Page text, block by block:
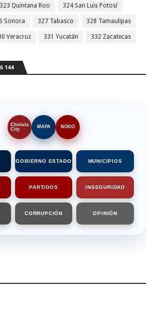
323 Quintana Roo 324 San Luis Potosí
Sonora 327 Tabasco 328 Tamaulipas
Veracruz 331 Yucatán 332 Zacatecas
144
Cholula
City
MAPA NODO
GOBIERNO ESTADO MUNICIPIOS
PARTIDOS INSEGURIDAD
CORRUPCIÓN OPINIÓN